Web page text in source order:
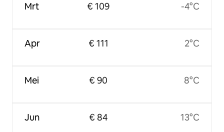
Mrt
Apr
Mei
Jun
€ 109
€ 111
€ 90
€ 84
-4°C
2°C
8°C
13°C